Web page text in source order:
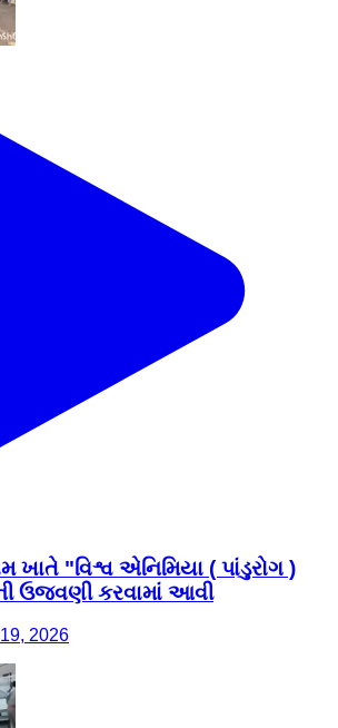
ખાતે "વિશ્વ એનિમિયા ( પાંડુરોગ )
ઉજવણી કરવામાં આવી
2026